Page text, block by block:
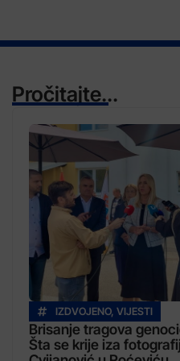
Pročitajte...
IZDVOJENO, VIJESTI
Brisanje tragova
Šta se krije iza